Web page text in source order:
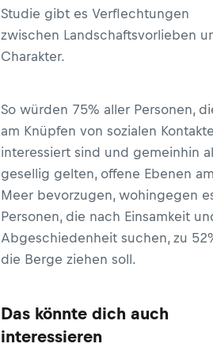
Studie gibt es Verflechtungen
zwischen Landschaftsvorlieben
Charakter.
So würden 75% aller Personen,
am Knüpfen von sozialen
interessiert sind und gemeinhin
gesellig gelten, offene Ebenen am
Meer bevorzugen, wohingegen
Personen, die nach Einsamkeit
Abgeschiedenheit suchen, zu
die Berge ziehen soll.
Das könnte dich auch
interessieren